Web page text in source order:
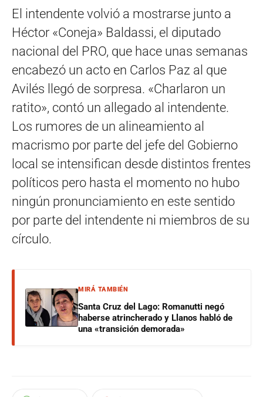
El intendente volvió a mostrarse junto a
Héctor «Coneja» Baldassi, el diputado
nacional del PRO, que hace unas semanas
encabezó un acto en Carlos Paz al que
Avilés llegó de sorpresa. «Charlaron un
ratito», contó un allegado al intendente.
Los rumores de un alineamiento al
macrismo por parte del jefe del Gobierno
local se intensifican desde distintos frentes
políticos pero hasta el momento no hubo
ningún pronunciamiento en este sentido
por parte del intendente ni miembros de su
círculo.
MIRÁ TAMBIÉN
Santa Cruz del Lago: Romanutti negó
haberse atrincherado y Llanos habló de
una «transición demorada»